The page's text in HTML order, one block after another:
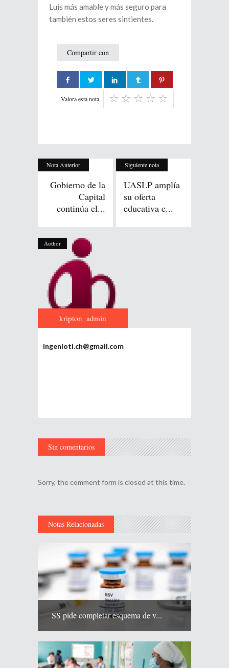
Luis más amable y más seguro para
también estos seres sintientes.
Compartir con
Valora esta nota
Nota Anterior
Gobierno de la
Capital
continúa el...
Siguiente nota
UASLP amplía
su oferta
educativa e...
Author
kripton_admin
ingenioti.ch@gmail.com
Sin comentarios
Sorry, the comment form is closed at this time.
Notas Relacionadas
SS pide completar esquema de v...